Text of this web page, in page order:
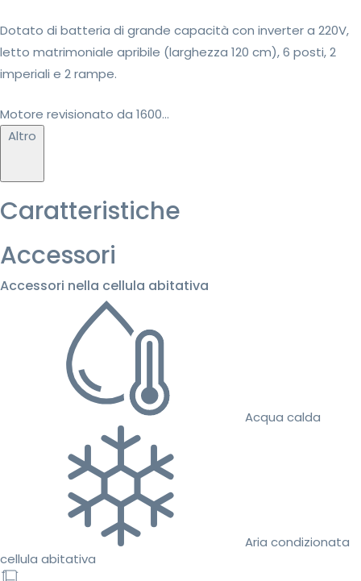
Dotato di batteria di grande capacità con inverter a 220V,
letto matrimoniale apribile (larghezza 120 cm), 6 posti, 2
imperiali e 2 rampe.
Motore revisionato da 1600...
Altro
Caratteristiche
Accessori
Accessori nella cellula abitativa
Acqua calda
Aria condizionata
cellula abitativa